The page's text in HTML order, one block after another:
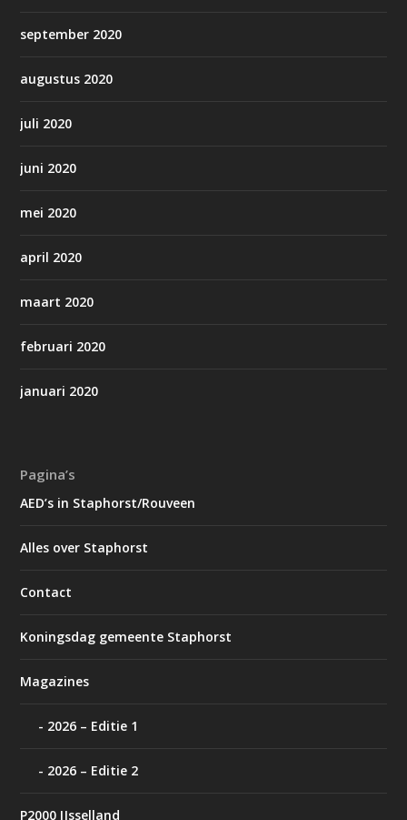
september 2020
augustus 2020
juli 2020
juni 2020
mei 2020
april 2020
maart 2020
februari 2020
januari 2020
Pagina’s
AED’s in Staphorst/Rouveen
Alles over Staphorst
Contact
Koningsdag gemeente Staphorst
Magazines
2026 – Editie 1
2026 – Editie 2
P2000 IJsselland